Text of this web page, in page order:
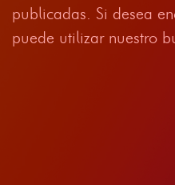
publicadas. Si desea
puede utilizar nuestro